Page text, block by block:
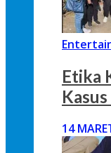
Etika
14